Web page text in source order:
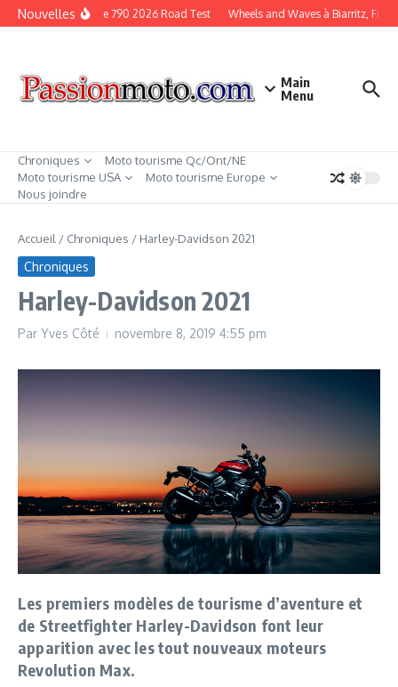
Aller au contenu
NouvellesKTM Duke 790 2026 Road Test Wheels and Waves à Biarritz,
Main
Menu
Chroniques
Moto tourisme Qc/Ont/NE
Moto tourisme USA
Moto tourisme Europe
Nous joindre
Accueil / Chroniques / Harley-Davidson 2021
Chroniques
Harley-Davidson 2021
Par Yves Côté novembre 8, 2019 4:55 pm
Les premiers modèles de tourisme d’aventure et
de Streetfighter Harley-Davidson font leur
apparition avec les tout nouveaux moteurs
Revolution Max.